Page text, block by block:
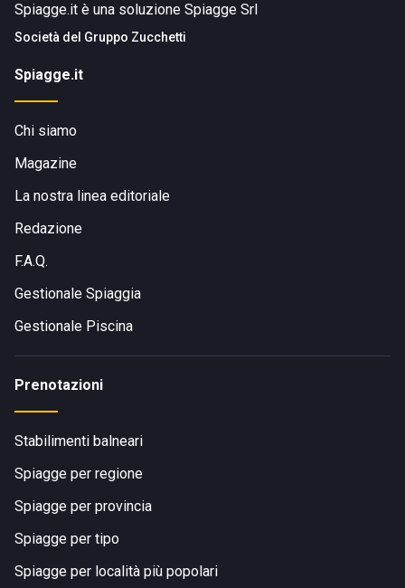
Spiagge.it è una soluzione Spiagge Srl
Società del Gruppo Zucchetti
Spiagge.it
Chi siamo
Magazine
La nostra linea editoriale
Redazione
F.A.Q.
Gestionale Spiaggia
Gestionale Piscina
Prenotazioni
Stabilimenti balneari
Spiagge per regione
Spiagge per provincia
Spiagge per tipo
Spiagge per località più popolari